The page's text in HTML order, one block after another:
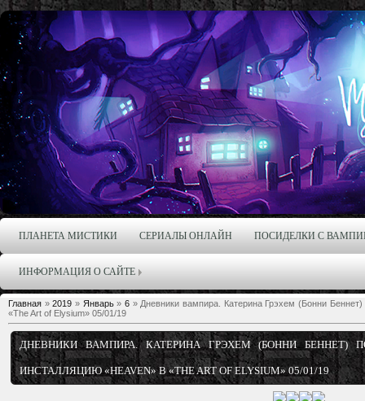
ПЛАНЕТА МИСТИКИ СЕРИАЛЫ ОНЛАЙН ПОСИДЕЛКИ С
ИНФОРМАЦИЯ О САЙТЕ
Главная »2019 » Январь » 6 » Дневники вампира. Катерина Грэхем (Бонни
«The Art of Elysium» 05/01/19
ДНЕВНИКИ ВАМПИРА. КАТЕРИНА ГРЭХЕМ (БОННИ БЕННЕТ)
ИНСТАЛЛЯЦИЮ «HEAVEN» В «THE ART OF ELYSIUM» 05/01/19